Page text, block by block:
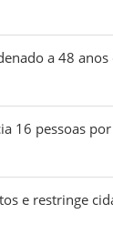
a 48
16 pessoas
e restringe